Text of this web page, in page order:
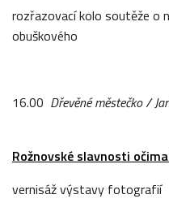
rozřazovací kolo soutěže o
obuškového
16.00 Dřevěné městečko /
Rožnovské slavnosti
vernisáž výstavy fotografií